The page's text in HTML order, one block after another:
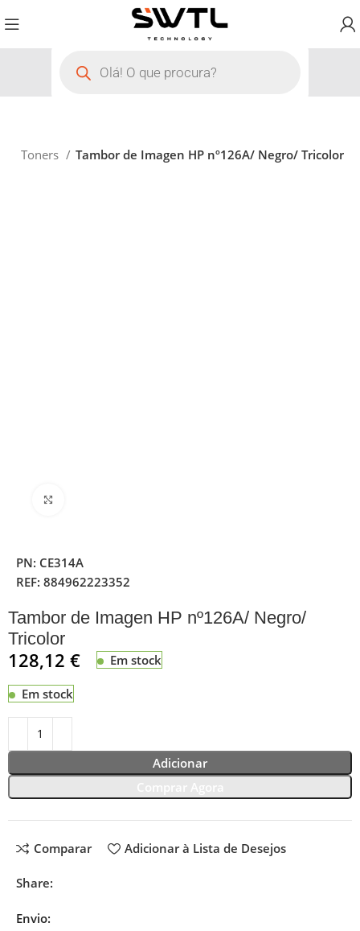
Toners Tambor de Imagen HP nº126A/ Negro/ Tricolor
PN: CE314A
REF:884962223352
Tambor de Imagen HP nº126A/ Negro/
Tricolor
128,12€ Em stock
Em stock
Adicionar
Comparar Adicionar à Lista de Desejos
Share:
Envio: